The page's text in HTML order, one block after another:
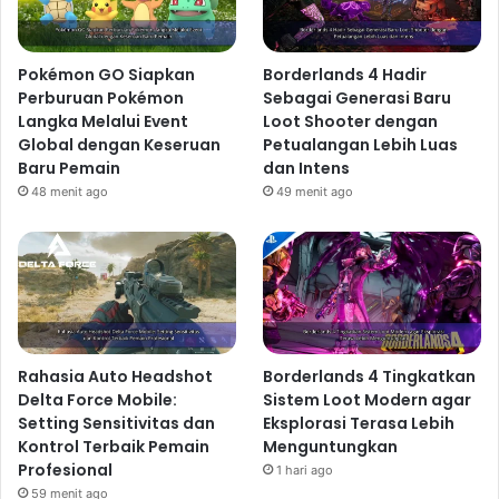
pertarungan pesawat ruang angkasa yang epik.
Bangun dan kustomisasi pesawat Anda sendiri, jelajahi
sistem bintang yang belum pernah dipetakan, dan
bertempur melawan musuh yang kuat. Grafis yang luar
biasa dan gameplay yang adiktif akan membuat Anda
terikat pada game ini selama berjam-jam.
Cyberpunk 2077: Phantom Liberty(jika belum rilis di
juga sangat dinantikan. Dengan peningkatan grafis dan
gameplay yang lebih halus, ekspansi ini menjanjikan
pengalaman cyberpunk yang lebih mendalam dan
mendebarkan.
Game Independen yang
Menjanjikan
Game Horor yang Mencekam
Bagi penggemar game horor,Silent Hill: Ascension
Pokémon GO Siapkan
Perburuan Pokémon
Langka Melalui Event
Global dengan Keseruan
Baru Pemain
48 menit ago
Borderlands 4 Hadir
Sebagai Generasi Baru
Loot Shooter dengan
Petualangan Lebih Luas
dan Intens
49 menit ago
Rahasia Auto Headshot
Delta Force Mobile:
Setting Sensitivitas dan
Kontrol Terbaik Pemain
Profesional
59 menit ago
Borderlands 4 Tingkatkan
Sistem Loot Modern agar
Eksplorasi Terasa Lebih
Menguntungkan
1 hari ago